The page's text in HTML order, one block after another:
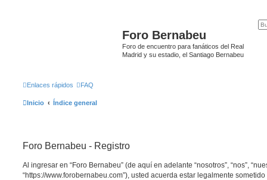
Foro Bernabeu
Foro de encuentro para fanáticos del Real
Madrid y su estadio, el Santiago Bernabeu
Enlaces rápidos FAQ
Inicio Índice general
Foro Bernabeu - Registro
Al ingresar en “Foro Bernabeu” (de aquí en adelante “nosotros”, “nos”,
“https://www.forobernabeu.com”), usted acuerda estar legalmente